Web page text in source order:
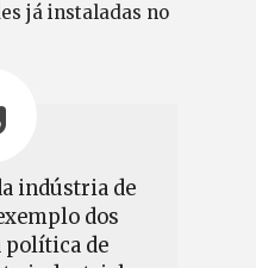
já instaladas no
indústria de
dos
política de